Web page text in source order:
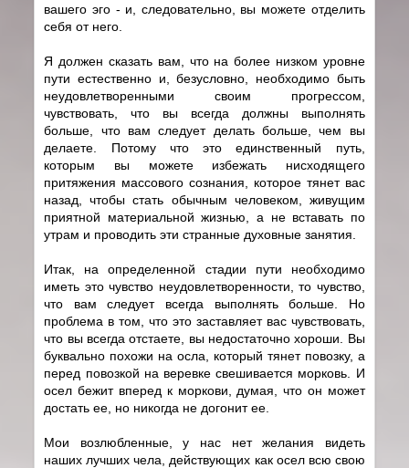
вашего эго - и, следовательно, вы можете отделить
себя от него.
Я должен сказать вам, что на более низком уровне
пути естественно и, безусловно, необходимо быть
неудовлетворенными своим прогрессом,
чувствовать, что вы всегда должны выполнять
больше, что вам следует делать больше, чем вы
делаете. Потому что это единственный путь,
которым вы можете избежать нисходящего
притяжения массового сознания, которое тянет вас
назад, чтобы стать обычным человеком, живущим
приятной материальной жизнью, а не вставать по
утрам и проводить эти странные духовные занятия.
Итак, на определенной стадии пути необходимо
иметь это чувство неудовлетворенности, то чувство,
что вам следует всегда выполнять больше. Но
проблема в том, что это заставляет вас чувствовать,
что вы всегда отстаете, вы недостаточно хороши. Вы
буквально похожи на осла, который тянет повозку, а
перед повозкой на веревке свешивается морковь. И
осел бежит вперед к моркови, думая, что он может
достать ее, но никогда не догонит ее.
Мои возлюбленные, у нас нет желания видеть
наших лучших чела, действующих как осел всю свою